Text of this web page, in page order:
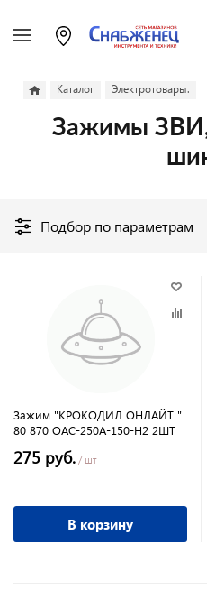
Каталог Электротовары.
Зажимы
Подбор по параметрам
Зажим "КРОКОДИЛ ОНЛАЙТ "
80 870 ОАС-250А-150-Н2 2ШТ
275 руб. / шт
В корзину